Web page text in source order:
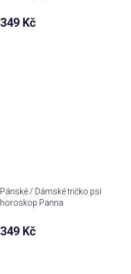
349 Kč
Pánské / Dámské tričko psí
horoskop Panna
349 Kč